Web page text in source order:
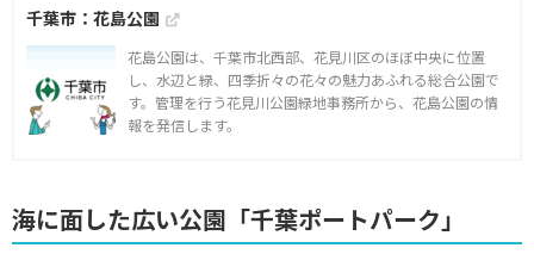
千葉市：花島公園
花島公園は、千葉市北西部、花見川区のほぼ中央に位置
し、水辺と緑、四季折々の花々の魅力あふれる総合公園で
す。管理を行う花見川公園緑地事務所から、花島公園の情
報を発信します。
海に面した広い公園「千葉ポートパーク」